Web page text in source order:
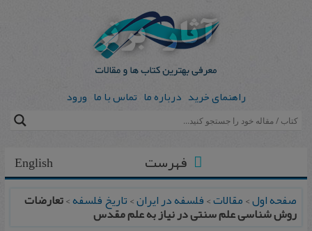
راهنمای خرید درباره ما تماس با ما ورود
English فهرست
صفحه اول>مقالات>فلسفه در ایران>تاریخ فلسفه>تعارضات
روش شناسی علم سنتی در نیاز به علم مقدس